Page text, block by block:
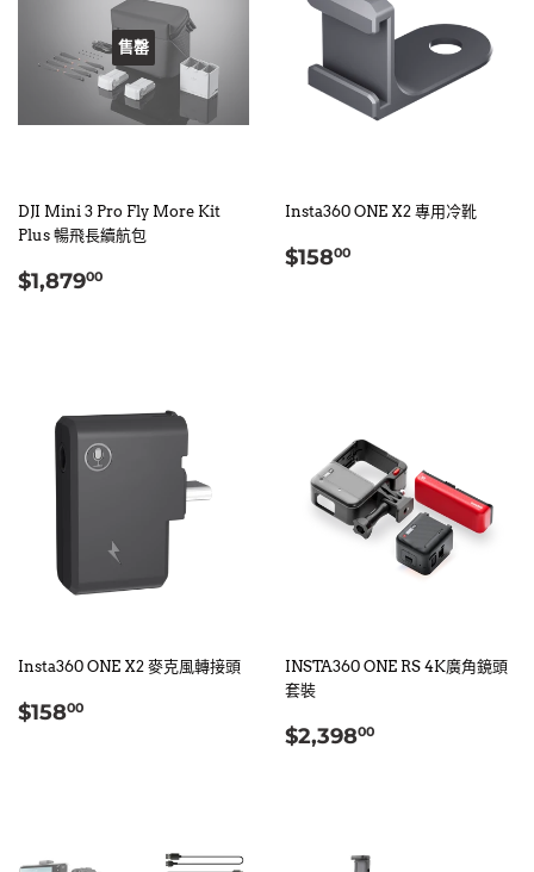
售罄
DJI Mini 3 Pro Fly More Kit
Plus 暢飛長續航包
定
$1,87900
Insta360 ONE X2 專用冷靴
定
$15800
Insta360 ONE X2 麥克風轉接頭
定
$15800
INSTA360 ONE RS 4K廣角鏡頭
套裝
定
$2,39800